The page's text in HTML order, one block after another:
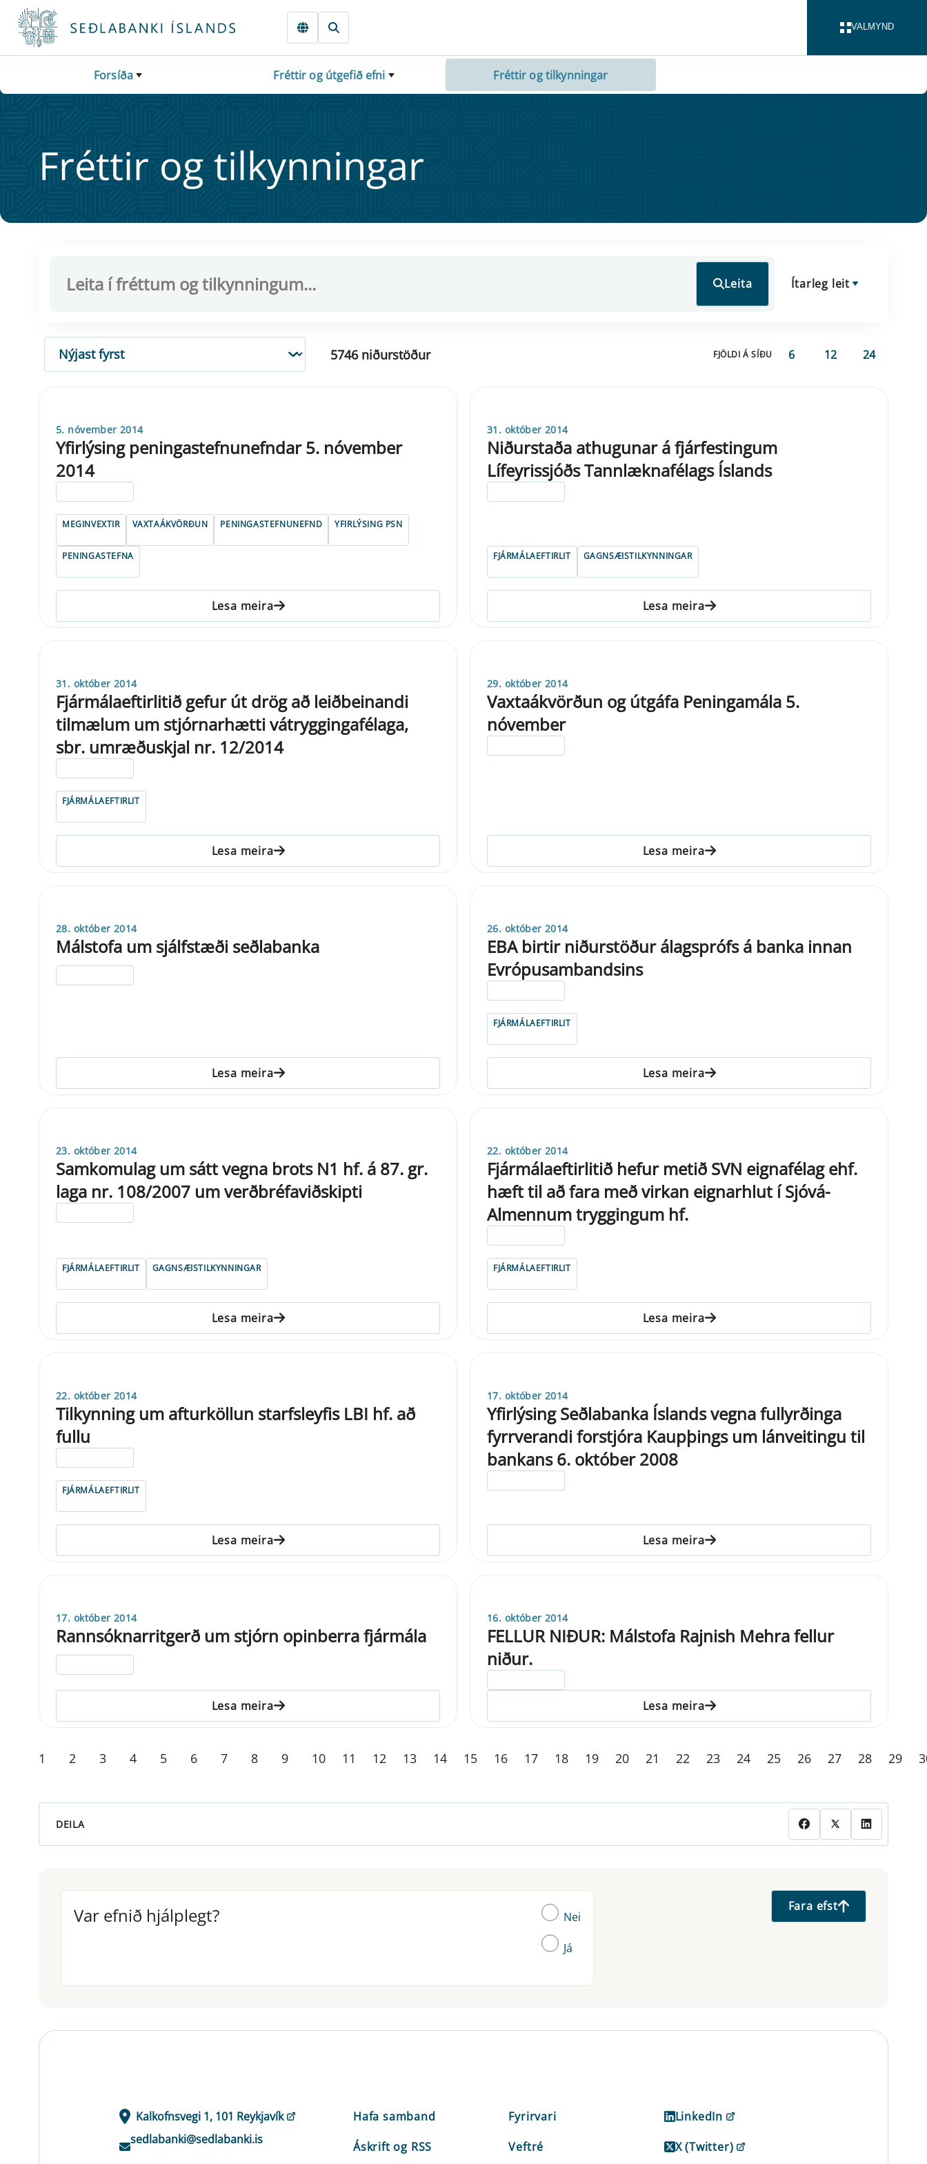
Fara beint í Meginmál
VALMYND
Forsíða Fréttir og útgefið efni Fréttir og tilkynningar
Frétt­ir og til­kynn­ing­ar
Leita Ítarleg leit
RÖÐUN
5746 niðurstöður FJÖLDI Á SÍÐU 6 12 24
5. nóvember 2014
Yfirlýsing peningastefnunefndar 5. nóvember
2014
MEGINVEXTIR VAXTAÁKVÖRÐUN PENINGASTEFNUNEFND YFIRLÝSING PSN
PENINGASTEFNA
Lesa meira
31. október 2014
Niðurstaða athugunar á fjárfestingum
Lífeyrissjóðs Tannlæknafélags Íslands
FJÁRMÁLAEFTIRLIT GAGNSÆISTILKYNNINGAR
Lesa meira
31. október 2014
Fjármálaeftirlitið gefur út drög að leiðbeinandi
tilmælum um stjórnarhætti vátryggingafélaga,
sbr. umræðuskjal nr. 12/2014
FJÁRMÁLAEFTIRLIT
Lesa meira
29. október 2014
Vaxtaákvörðun og útgáfa Peningamála 5.
nóvember
Lesa meira
28. október 2014
Málstofa um sjálfstæði seðlabanka
Lesa meira
26. október 2014
EBA birtir niðurstöður álagsprófs á banka innan
Evrópusambandsins
FJÁRMÁLAEFTIRLIT
Lesa meira
23. október 2014
Samkomulag um sátt vegna brots N1 hf. á 87. gr.
laga nr. 108/2007 um verðbréfaviðskipti
FJÁRMÁLAEFTIRLIT GAGNSÆISTILKYNNINGAR
Lesa meira
22. október 2014
Fjármálaeftirlitið hefur metið SVN eignafélag ehf.
hæft til að fara með virkan eignarhlut í Sjóvá-
Almennum tryggingum hf.
FJÁRMÁLAEFTIRLIT
Lesa meira
22. október 2014
Tilkynning um afturköllun starfsleyfis LBI hf. að
fullu
FJÁRMÁLAEFTIRLIT
Lesa meira
17. október 2014
Yfirlýsing Seðlabanka Íslands vegna fullyrðinga
fyrrverandi forstjóra Kaupþings um lánveitingu til
bankans 6. október 2008
Lesa meira
17. október 2014
Rannsóknarritgerð um stjórn opinberra fjármála
Lesa meira
16. október 2014
FELLUR NIÐUR: Málstofa Rajnish Mehra fellur
niður.
Lesa meira
1 2 3 4 5 6 7 8 9 10 11 12 13 14 15 16 17 18 19 20 21 22 23 24 25 26 27 28 29
DEILA
Var efnið hjálplegt?
Var efnið hjálplegt? Nei
Já
Fara efst
Kalkofnsvegi 1, 101 Reykjavík
sedlabanki@sedlabanki.is
Hafa samband
Áskrift og RSS
Fyrirvari
Veftré
LinkedIn
X (Twitter)